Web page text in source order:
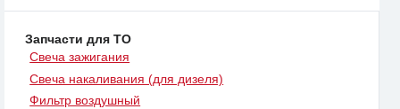
Запчасти для ТО
Свеча зажигания
Свеча накаливания (для дизеля)
Фильтр воздушный